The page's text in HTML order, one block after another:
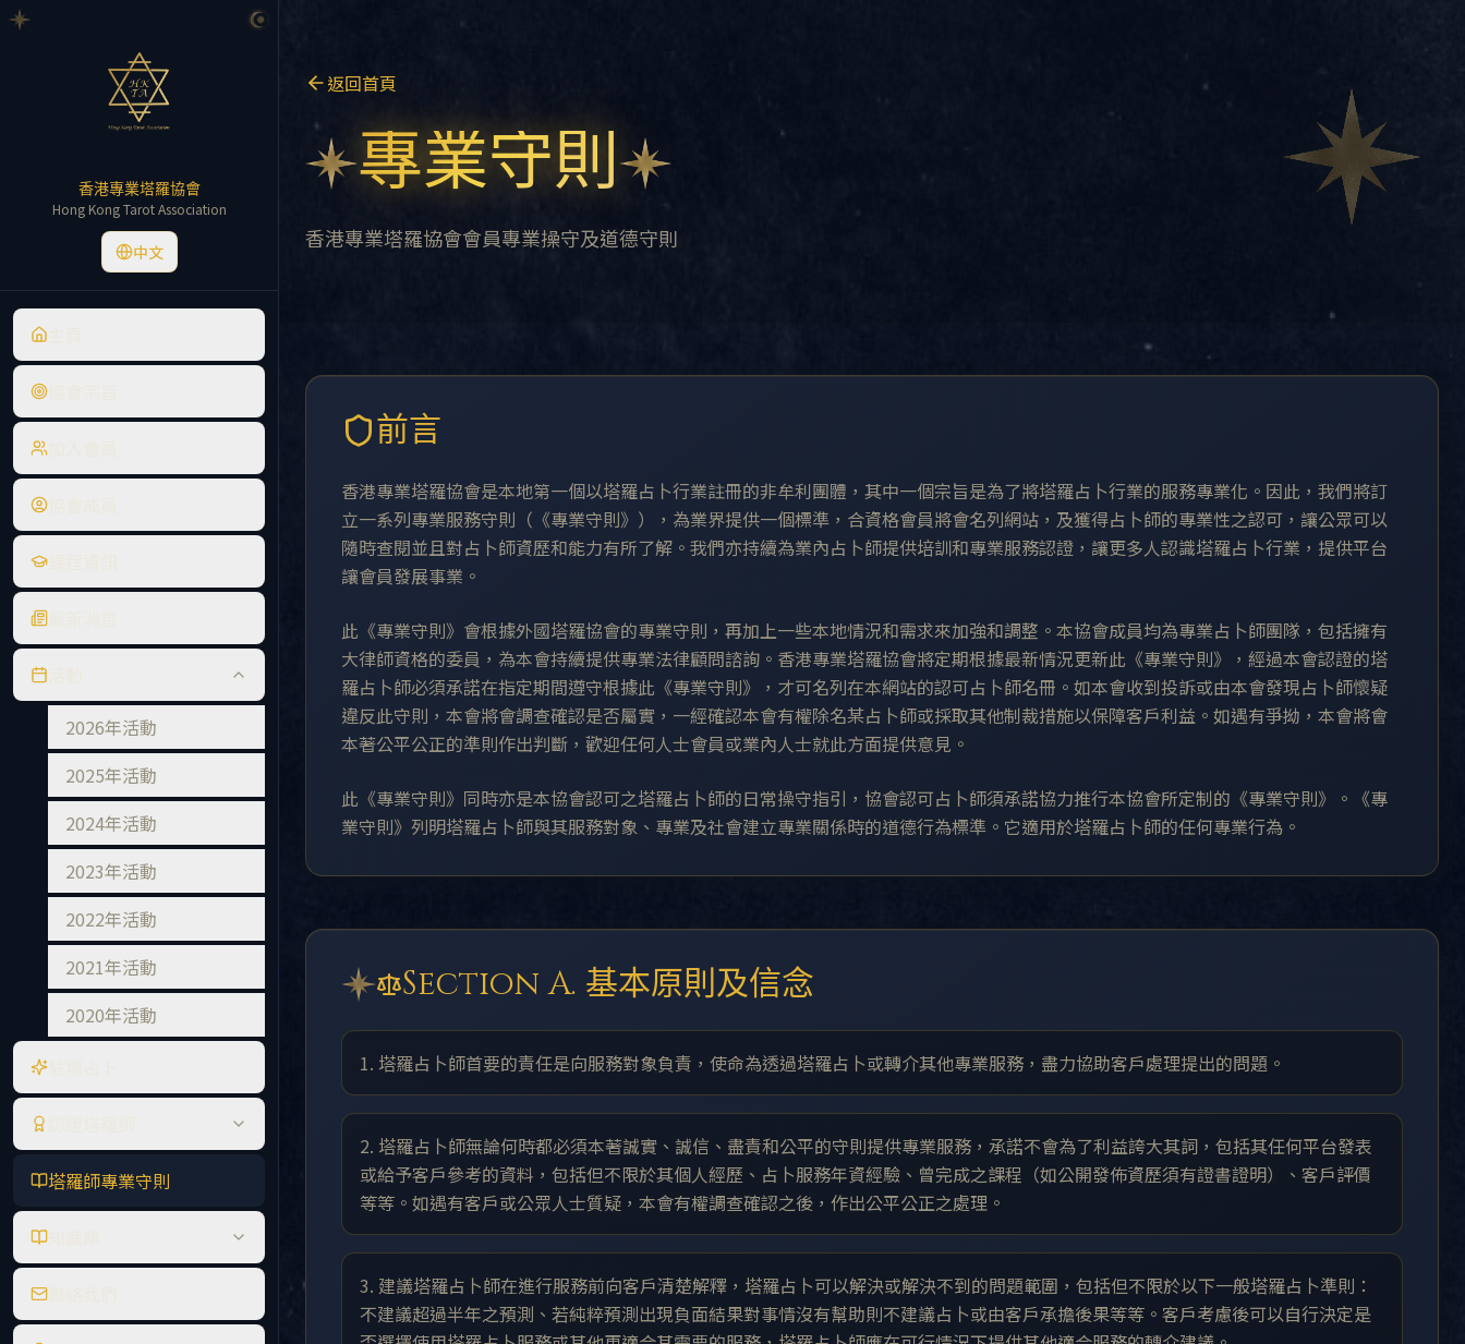
香港專業塔羅協會
Hong Kong Tarot Association
中文
2026年活動
2025年活動
2024年活動
2023年活動
2022年活動
2021年活動
2020年活動
塔羅師專業守則
返回首頁
專業守則
香港專業塔羅協會會員專業操守及道德守則
前言
香港專業塔羅協會是本地第一個以塔羅占卜行業註冊的非牟利團體，其中一個宗旨是為了將塔羅占卜行業的服務專業化。因此，我們將訂
立一系列專業服務守則（《專業守則》），為業界提供一個標準，合資格會員將會名列網站，及獲得占卜師的專業性之認可，讓公眾可以
隨時查閱並且對占卜師資歷和能力有所了解。我們亦持續為業內占卜師提供培訓和專業服務認證，讓更多人認識塔羅占卜行業，提供平台
讓會員發展事業。
此《專業守則》會根據外國塔羅協會的專業守則，再加上一些本地情況和需求來加強和調整。本協會成員均為專業占卜師團隊，包括擁有
大律師資格的委員，為本會持續提供專業法律顧問諮詢。香港專業塔羅協會將定期根據最新情況更新此《專業守則》，經過本會認證的塔
羅占卜師必須承諾在指定期間遵守根據此《專業守則》，才可名列在本網站的認可占卜師名冊。如本會收到投訴或由本會發現占卜師懷疑
違反此守則，本會將會調查確認是否屬實，一經確認本會有權除名某占卜師或採取其他制裁措施以保障客戶利益。如遇有爭拗，本會將會
本著公平公正的準則作出判斷，歡迎任何人士會員或業內人士就此方面提供意見。
此《專業守則》同時亦是本協會認可之塔羅占卜師的日常操守指引，協會認可占卜師須承諾協力推行本協會所定制的《專業守則》。《專
業守則》列明塔羅占卜師與其服務對象、專業及社會建立專業關係時的道德行為標準。它適用於塔羅占卜師的任何專業行為。
Section A. 基本原則及信念
1. 塔羅占卜師首要的責任是向服務對象負責，使命為透過塔羅占卜或轉介其他專業服務，盡力協助客戶處理提出的問題。
2. 塔羅占卜師無論何時都必須本著誠實、誠信、盡責和公平的守則提供專業服務，承諾不會為了利益誇大其詞，包括其任何平台發表
或給予客戶參考的資料，包括但不限於其個人經歷、占卜服務年資經驗、曾完成之課程（如公開發佈資歷須有證書證明）、客戶評價
等等。如遇有客戶或公眾人士質疑，本會有權調查確認之後，作出公平公正之處理。
3. 建議塔羅占卜師在進行服務前向客戶清楚解釋，塔羅占卜可以解決或解決不到的問題範圍，包括但不限於以下一般塔羅占卜準則：
不建議超過半年之預測、若純粹預測出現負面結果對事情沒有幫助則不建議占卜或由客戶承擔後果等等。客戶考慮後可以自行決定是